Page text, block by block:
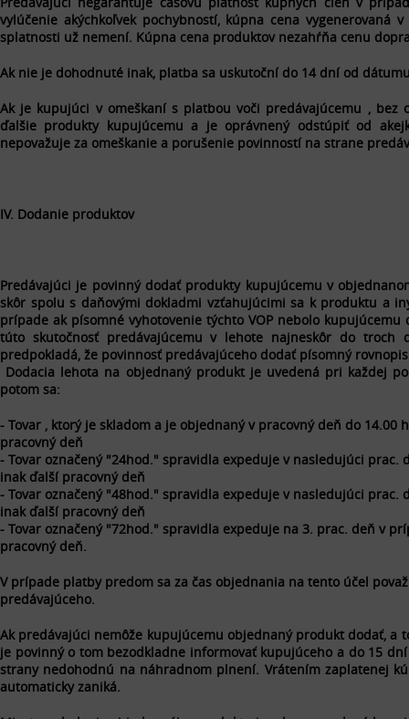
vylúčenie akýchkoľvek pochybností, kúpna cena
splatnosti už nemení. Kúpna cena produktov nezahŕňa cenu
Ak nie je dohodnuté inak, platba sa uskutoční do 14 dní od
Ak je kupujúci v omeškaní s platbou voči predávajúcemu ,
ďalšie produkty kupujúcemu a je oprávnený odstúpiť od
nepovažuje za omeškanie a porušenie povinností na strane
IV. Dodanie produktov
Predávajúci je povinný dodať produkty kupujúcemu v
skôr spolu s daňovými dokladmi vzťahujúcimi sa k produktu a
prípade ak písomné vyhotovenie týchto VOP nebolo
túto skutočnosť predávajúcemu v lehote najneskôr do
predpokladá, že povinnosť predávajúceho dodať písomný
Dodacia lehota na objednaný produkt je uvedená pri každej
potom sa:
- Tovar , ktorý je skladom a je objednaný v pracovný deň do
pracovný deň
- Tovar označený "24hod." spravidla expeduje v nasledujúci
inak ďalší pracovný deň
- Tovar označený "48hod." spravidla expeduje v nasledujúci
inak ďalší pracovný deň
- Tovar označený "72hod." spravidla expeduje na 3. prac. deň v
pracovný deň.
V prípade platby predom sa za čas objednania na tento účel
predávajúceho.
Ak predávajúci nemôže kupujúcemu objednaný produkt dodať, a
je povinný o tom bezodkladne informovať kupujúceho a do 15
strany nedohodnú na náhradnom plnení. Vrátením zaplatenej
automaticky zaniká.